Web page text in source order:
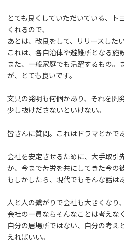
とても良くしていただいている、ト
くれるので、
あとは、改良をして、リリースしたい
これは、各自治体や避難所となる施
また、一般家庭でも活躍するもの。
が、とても良いです。
文具の発明も何個かあり、それを開
少し抜けださないといけない。
皆さんに質問。これはドラマとかで
会社を安定させるために、大手取引
か、今まで苦労を共にしてきた今の
もしかしたら、現代でもそんな話は
人と人の繋がりで会社も大きくなり
会社の一員ならそんなことは考えな
自分の居場所ではない、自分の考え
えればいい。